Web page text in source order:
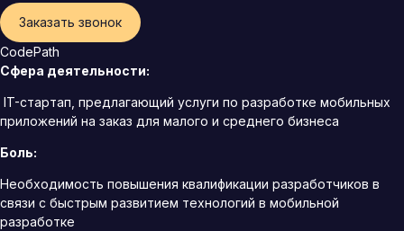
Заказать звонок
CodePath
Сфера деятельности:
IT-стартап, предлагающий услуги по разработке мобильных
приложений на заказ для малого и среднего бизнеса
Боль:
Необходимость повышения квалификации разработчиков в
связи с быстрым развитием технологий в мобильной
разработке